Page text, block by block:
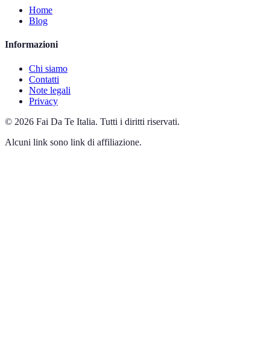
Home
Blog
Informazioni
Chi siamo
Contatti
Note legali
Privacy
© 2026 Fai Da Te Italia. Tutti i diritti riservati.
Alcuni link sono link di affiliazione.